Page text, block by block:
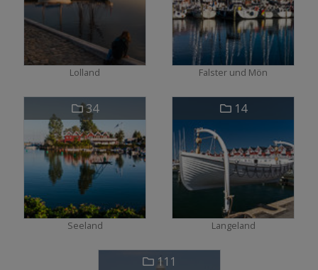
Lolland Falster und Mön
34
Seeland
14
Langeland
111